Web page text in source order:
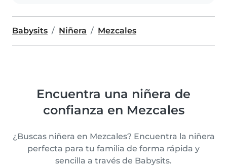
Babysits Niñera Mezcales
Encuentra una niñera de
confianza en Mezcales
¿Buscas niñera en Mezcales? Encuentra la niñera
perfecta para tu familia de forma rápida y
sencilla a través de Babysits.